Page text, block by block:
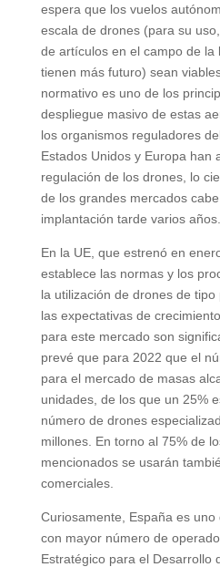
espera que los vuelos
escala de drones (para su
de artículos en el campo de la
tienen más futuro) sean
normativo es uno de los
despliegue masivo de estas
los organismos reguladores
Estados Unidos y Europa han
regulación de los drones, lo
de los grandes mercados
implantación tarde varios años.
En la UE, que estrenó en
establece las normas y los
la utilización de drones de tipo
las expectativas de
para este mercado son
prevé que para 2022 que el
para el mercado de masas
unidades, de los que un 25%
número de drones
millones. En torno al 75% de
mencionados se usarán
comerciales.
Curiosamente, España es
con mayor número de
Estratégico para el Desarrollo